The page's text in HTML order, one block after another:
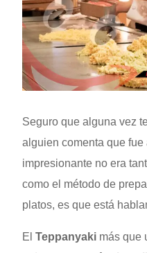
Seguro que alguna vez
alguien comenta que
impresionante no era
como el método de
platos, es que está
ElTeppanyaki más que